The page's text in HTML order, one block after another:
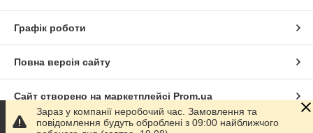
Графік роботи
Повна версія сайту
Сайт створено на маркетплейсі Prom.ua
Політика конфіденційності
Зараз у компанії неробочий час. Замовлення та
повідомлення будуть оброблені з 09:00 найближчого